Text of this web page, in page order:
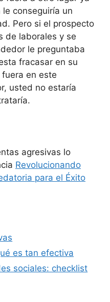
conseguiría un
Pero si el prospecto
de laborales y se
le preguntaba
fracasar en su
en este
usted no estaría
agresivas lo
Revolucionando
para el Éxito
es tan efectiva
sociales: checklist